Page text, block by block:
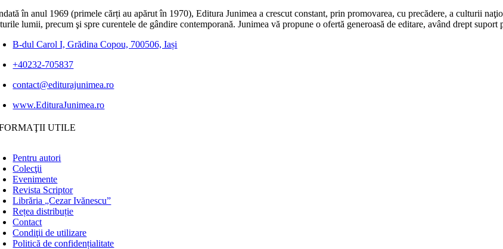
în anul 1969 (primele cărți au apărut în 1970), Editura Junimea a crescut constant, prin promovarea, cu precădere, a culturii
lumii, precum şi spre curentele de gândire contemporană. Junimea vă propune o ofertă generoasă de editare, având drept
B-dul Carol I, Grădina Copou, 700506, Iași
+40232-705837
contact@editurajunimea.ro
www.EdituraJunimea.ro
UTILE
Pentru autori
Colecţii
Evenimente
Revista Scriptor
Librăria „Cezar Ivănescu”
Rețea distribuție
Contact
Condiţii de utilizare
Politică de confidențialitate